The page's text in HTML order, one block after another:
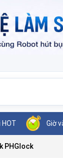
HOT Giờ
PHGlock